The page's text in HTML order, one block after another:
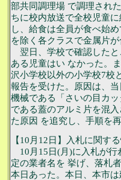
部共同調理場 で調理され
ちに校内放送で全校児童
し、給食は全員が食べ始
を除く各クラスで金属片
翌日、学校で確認したと
ある児童はい なかった。
沢小学校以外の小学校7校
報告を受けた。原因は、
機械である「さいの目カ
である蓋のアルミ片を混
た原因 を追究し、手順を
【10月12日】入札に関す
10月15日(月)に入札が行
定の業者名を 挙げ、落札
本日あった。本日、本市